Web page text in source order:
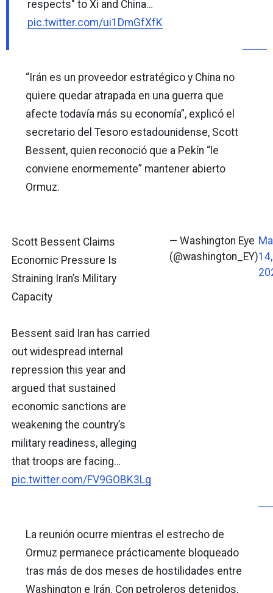
respects" to Xi and China…
pic.twitter.com/ui1DmGfXfK
“Irán es un proveedor estratégico y China no
quiere quedar atrapada en una guerra que
afecte todavía más su economía”, explicó el
secretario del Tesoro estadounidense, Scott
Bessent, quien reconoció que a Pekín “le
conviene enormemente” mantener abierto
Ormuz.
Scott Bessent Claims
Economic Pressure Is
Straining Iran’s Military
Capacity
Bessent said Iran has carried
out widespread internal
repression this year and
argued that sustained
economic sanctions are
weakening the country’s
military readiness, alleging
that troops are facing…
pic.twitter.com/FV9GOBK3Lg
— Washington Eye
(@washington_EY)14,
La reunión ocurre mientras el estrecho de
Ormuz permanece prácticamente bloqueado
tras más de dos meses de hostilidades entre
Washington e Irán. Con petroleros detenidos,